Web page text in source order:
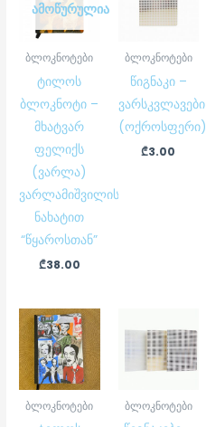
ᲐᲛᲝᲬᲣᲠᲣᲚᲘᲐ
ბლოკნოტები
ტილოს
ბლოკნოტი –
მხატვარ
ფელიქს
(ვარლა)
ვარლამიშვილის
ნახატით
“წყაროსთან”
₾38.00
ბლოკნოტები
წიგნაკი –
ვარსკვლავები
(ოქროსფერი)
₾3.00
ბლოკნოტები ბლოკნოტები